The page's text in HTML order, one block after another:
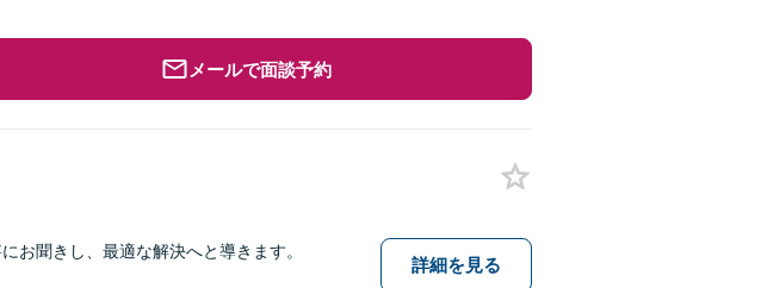
メールで面談予約
お聞きし、最適な解決へと導きます。
詳細を見る